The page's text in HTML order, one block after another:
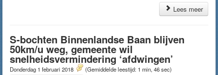
Lees meer
S-bochten Binnenlandse Baan blijven
50km/u weg, gemeente wil
snelheidsvermindering ‘afdwingen’
Donderdag 1 februari 2018 (Gemiddelde leestijd: 1 min, 46 sec)